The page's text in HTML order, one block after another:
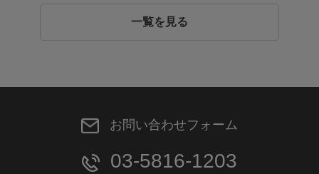
一覧を見る
お問い合わせフォーム
03-5816-1203